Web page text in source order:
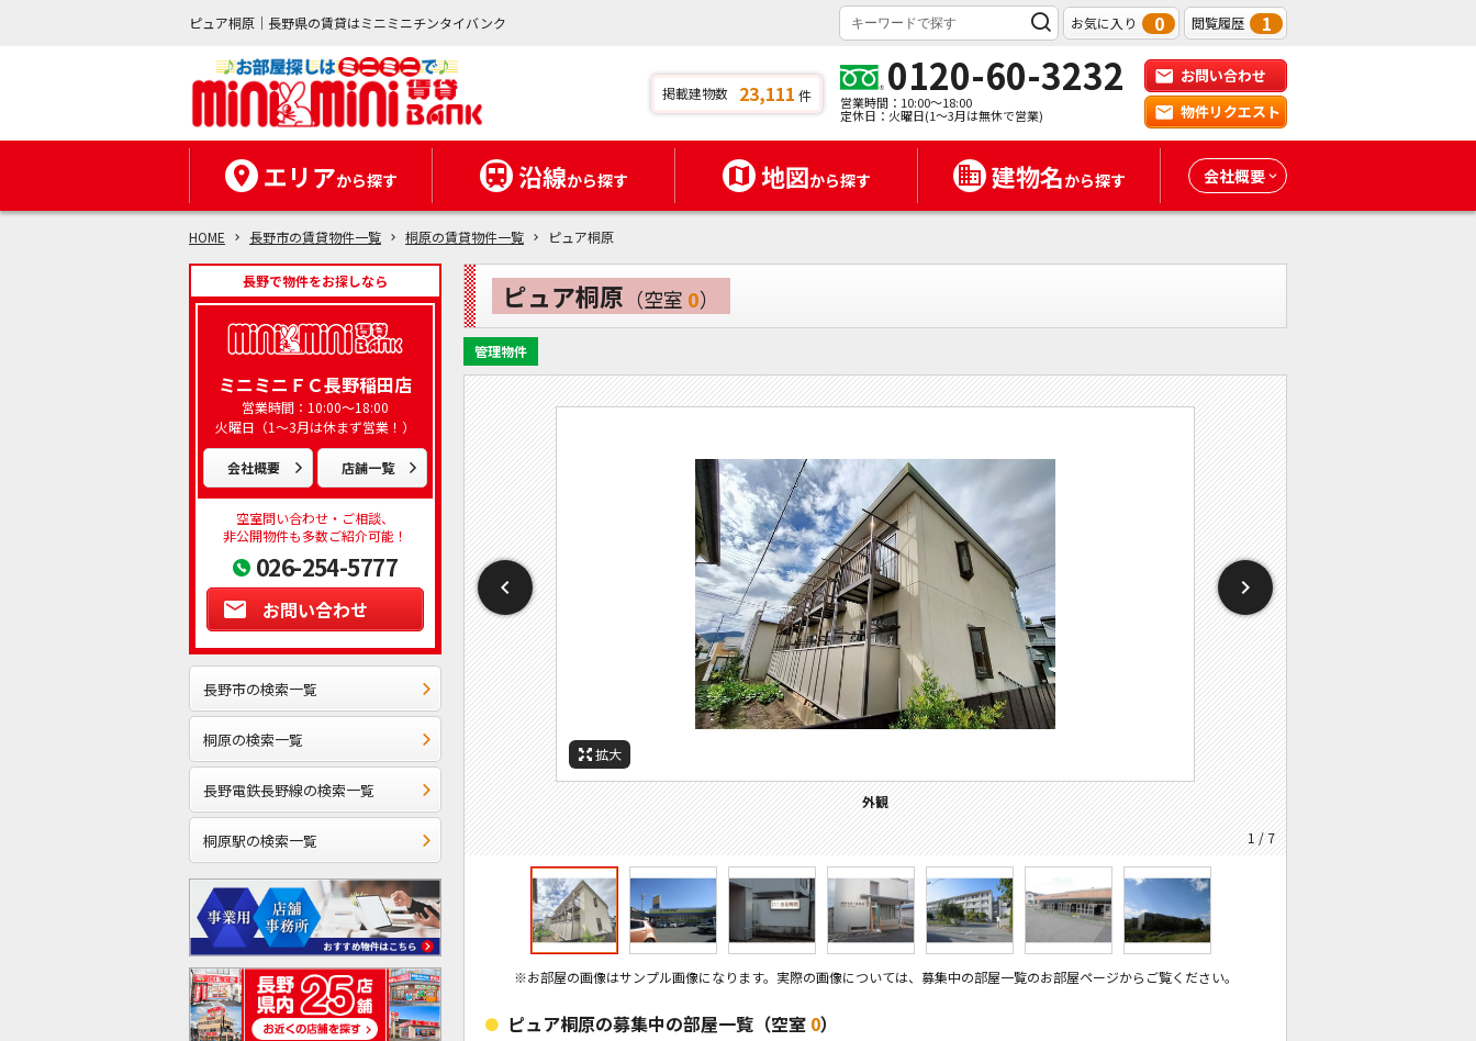
ピュア桐原｜長野県の賃貸はミニミニチンタイバンク お気に入り 0 閲覧履歴 1
掲載建物数 23,111 件 0120-60-3232
営業時間：10:00～18:00
定休日：火曜日(1～3月は無休で営業)
お問い合わせ
物件リクエスト
エリアから探す 沿線から探す 地図から探す 建物名から探す 会社概要
HOME 長野市の賃貸物件一覧 桐原の賃貸物件一覧 ピュア桐原
長野で物件をお探しなら
ミニミニＦＣ長野稲田店
営業時間：10:00～18:00
火曜日（1～3月は休まず営業！）
会社概要 店舗一覧
空室問い合わせ・ご相談、
非公開物件も多数ご紹介可能！
026-254-5777
お問い合わせ
長野市の検索一覧
桐原の検索一覧
長野電鉄長野線の検索一覧
桐原駅の検索一覧
ピュア桐原 （空室 0）
管理物件
拡大
外観
1 / 7
拡大
周辺施設：ドラックストア
拡大
周辺施設：病院
拡大
周辺施設：郵便局
拡大
周辺施設：高校・高専
拡大
周辺施設：中学校
拡大
周辺施設：小学校
※お部屋の画像はサンプル画像になります。実際の画像については、募集中の部屋一覧のお部屋ページからご覧ください。
ピュア桐原の募集中の部屋一覧（空室 0）